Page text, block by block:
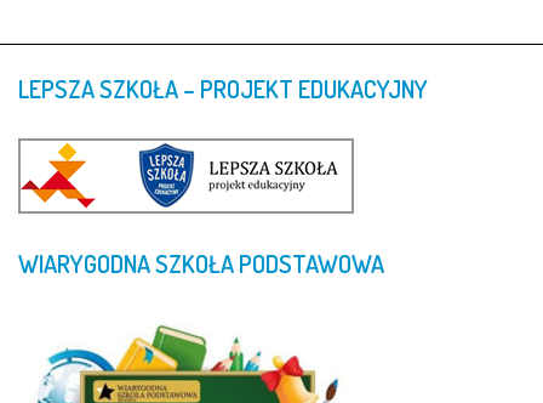
LEPSZASZKOŁA– PROJEKT EDUKACYJNY
WIARYGODNASZKOŁAPODSTAWOWA